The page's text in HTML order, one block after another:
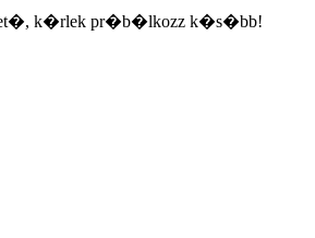
k�rlek pr�b�lkozz k�s�bb!